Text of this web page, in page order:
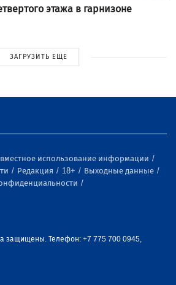
этажа в гарнизоне
ЗАГРУЗИТЬ ЕЩЕ
использование информации
Редакция 18+
Выходные данные
защищены. Телефон: +7 775 700 0945,